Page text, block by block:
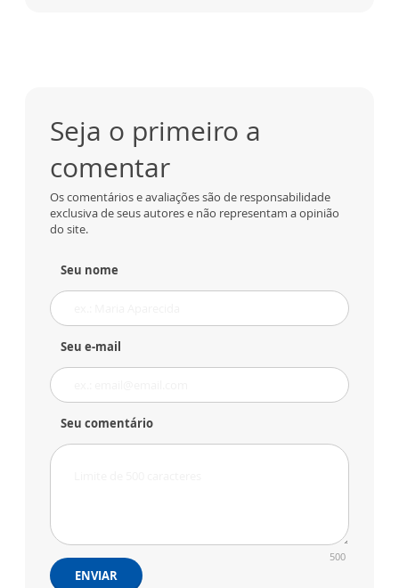
Seja o primeiro a
comentar
Os comentários e avaliações são de responsabilidade
exclusiva de seus autores e não representam a opinião
do site.
Seu nome
Seu e-mail
Seu comentário
500
ENVIAR